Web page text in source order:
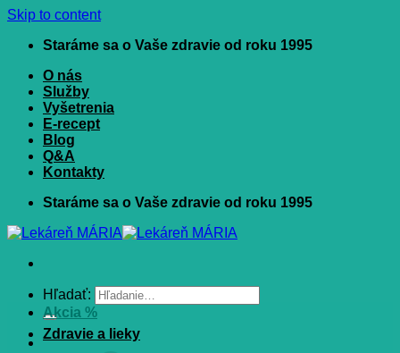
Skip to content
Staráme sa o Vaše zdravie od roku 1995
O nás
Služby
Vyšetrenia
E-recept
Blog
Q&A
Kontakty
Staráme sa o Vaše zdravie od roku 1995
Hľadať:
Akcia %
Zdravie a lieky